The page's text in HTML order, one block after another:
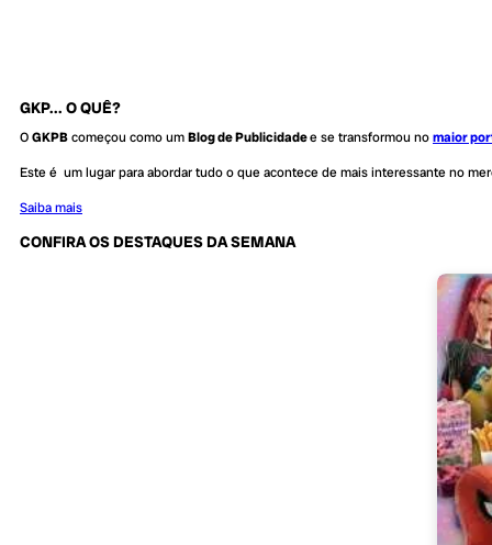
GKP... O QUÊ?
OGKPBcomeçou como umBlog de Publicidadee se transformou nomaior
Este é um lugar para abordar tudo o que acontece de mais interessante no
Saiba mais
CONFIRA OS DESTAQUES DA SEMANA